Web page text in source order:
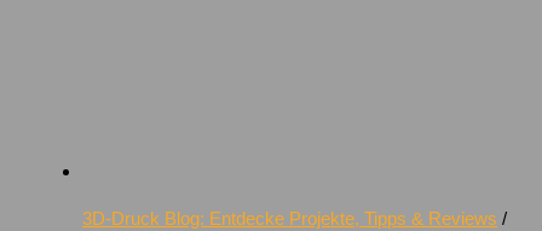
3D-Druck Blog: Entdecke Projekte, Tipps & Reviews /